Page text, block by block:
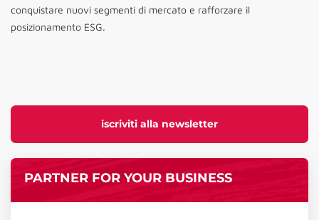
iscriviti alla newsletter
PARTNER FOR YOUR BUSINESS
conquistare nuovi segmenti di mercato e rafforzare il
posizionamento ESG.